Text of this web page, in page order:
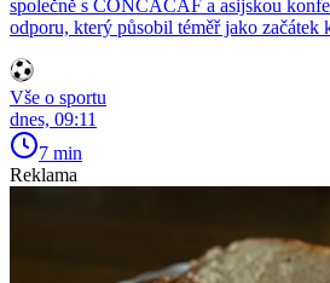
společně s CONCACAF a asijskou
odporu, který působil téměř jako začátek
Vše o sportu
dnes, 09:11
7 min
Reklama